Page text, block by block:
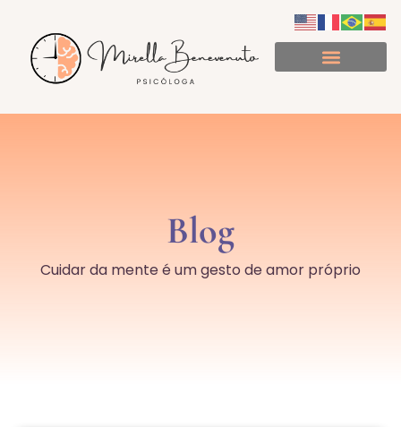
Blog
Cuidar da mente é um gesto de amor próprio